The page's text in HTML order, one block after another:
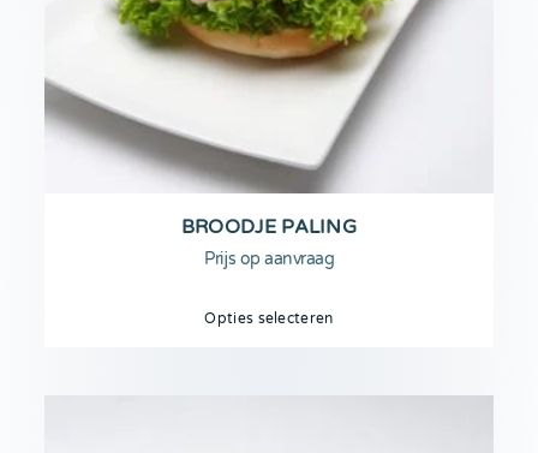
BROODJE PALING
Prijs op aanvraag
Opties selecteren